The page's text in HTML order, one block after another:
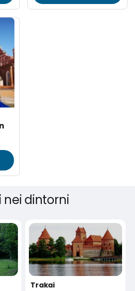
nei dintorni
Trakai